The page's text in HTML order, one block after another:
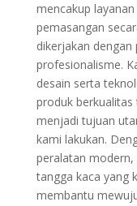
mencakup
pemasangan
dikerjakan
profesionalisme.
desain serta
produk berkualitas
menjadi tujuan
kami lakukan.
peralatan
tangga kaca yang
membantu